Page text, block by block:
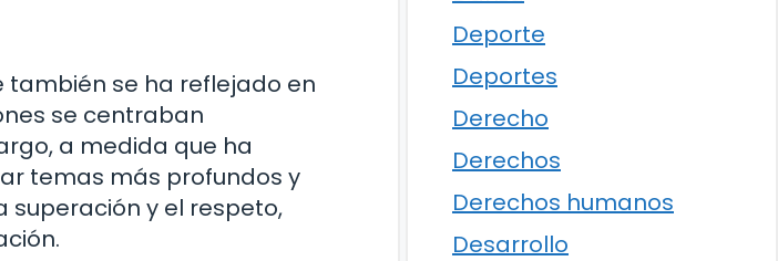
también se ha reflejado en
se centraban
a medida que ha
temas más profundos y
superación y el respeto,
Deporte
Deportes
Derecho
Derechos
Derechos humanos
Desarrollo